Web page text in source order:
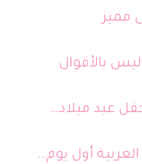
مميز
بالأقوال
عيد ميلاد…
أول يوم…